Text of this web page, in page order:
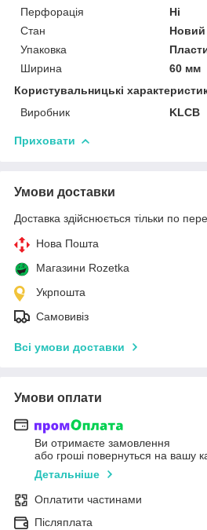
Перфорація
Ні
Стан
Новий
Упаковка
Ширина
60 мм
Користувальницькі
Виробник
KLCB
Приховати
Умови доставки
Доставка здійснюється тільки по
Нова Пошта
Магазини Rozetka
Укрпошта
Самовивіз
Всі умови доставки
Умови оплати
Ви отримаєте замовлення
або гроші повернуться на вашу
Детальніше
Оплатити частинами
Післяплата